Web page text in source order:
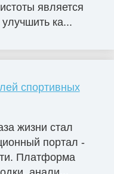
является
ка...
спортивных
жизни стал
портал -
Платформа